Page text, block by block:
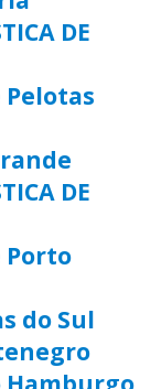
DE
DE
Porto
do Sul